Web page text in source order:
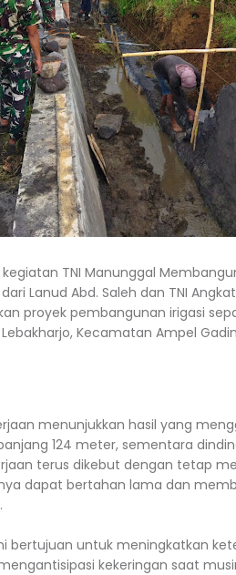
TNI Manunggal
Lanud Abd. Saleh dan TNI
proyek pembangunan irigasi
Lebakharjo, Kecamatan Ampel
menunjukkan hasil yang
124 meter, sementara
terus dikebut dengan tetap
dapat bertahan lama dan
bertujuan untuk meningkatkan
kekeringan saat